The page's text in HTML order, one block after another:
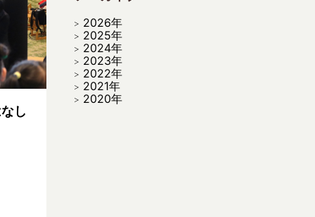
し
2026年
2025年
2024年
2023年
2022年
2021年
2020年